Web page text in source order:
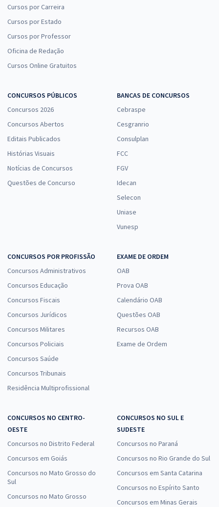
Cursos por Carreira
Cursos por Estado
Cursos por Professor
Oficina de Redação
Cursos Online Gratuitos
CONCURSOS PÚBLICOS
Concursos 2026
Concursos Abertos
Editais Publicados
Histórias Visuais
Notícias de Concursos
Questões de Concurso
BANCAS DE CONCURSOS
Cebraspe
Cesgranrio
Consulplan
FCC
FGV
Idecan
Selecon
Uniase
Vunesp
CONCURSOS POR PROFISSÃO
Concursos Administrativos
Concursos Educação
Concursos Fiscais
Concursos Jurídicos
Concursos Militares
Concursos Policiais
Concursos Saúde
Concursos Tribunais
Residência Multiprofissional
EXAME DE ORDEM
OAB
Prova OAB
Calendário OAB
Questões OAB
Recursos OAB
Exame de Ordem
CONCURSOS NO CENTRO-
OESTE
Concursos no Distrito Federal
Concursos em Goiás
Concursos no Mato Grosso do
Sul
Concursos no Mato Grosso
CONCURSOS NO SUL E
SUDESTE
Concursos no Paraná
Concursos no Rio Grande do Sul
Concursos em Santa Catarina
Concursos no Espírito Santo
Concursos em Minas Gerais